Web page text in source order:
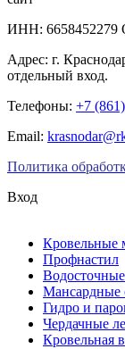
ИНН: 6658452279
Адрес: г.
отдельный вход.
Телефоны: +7
Email:
Политика
Вход
Кровельные
Профнастил
Мансардные
Гидро и
Чердачные
Кровельная